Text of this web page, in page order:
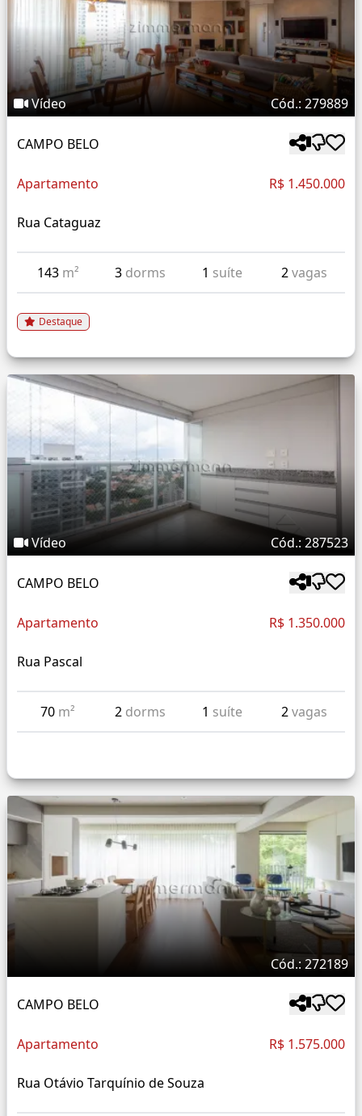
Vídeo Cód.: 279889
CAMPO BELO
Apartamento R$ 1.450.000
Rua Cataguaz
143 m² 3 dorms 1 suíte 2vagas
Destaque
Vídeo Cód.: 287523
CAMPO BELO
Apartamento R$ 1.350.000
Rua Pascal
70 m² 2 dorms 1 suíte 2vagas
Cód.: 272189
CAMPO BELO
Apartamento R$ 1.575.000
Rua Otávio Tarquínio de Souza